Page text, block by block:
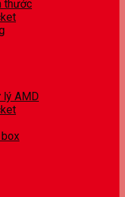
thước
lý AMD
box